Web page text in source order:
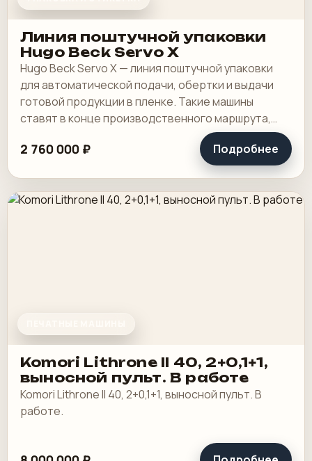
Линия поштучной упаковки
Hugo Beck Servo X
Hugo Beck Servo X — линия поштучной упаковки
для автоматической подачи, обертки и выдачи
готовой продукции в пленке. Такие машины
ставят в конце производственного маршрута,
когда упаковка уже должна идти в нормальном.
2 760 000 ₽ Подробнее
Komori Lithrone II 40, 2+0,1+1,
выносной пульт. В работе
Komori Lithrone II 40, 2+0,1+1, выносной пульт. В
работе.